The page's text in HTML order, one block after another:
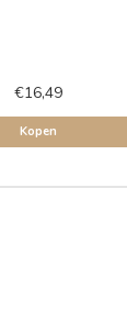
€16,49
Kopen